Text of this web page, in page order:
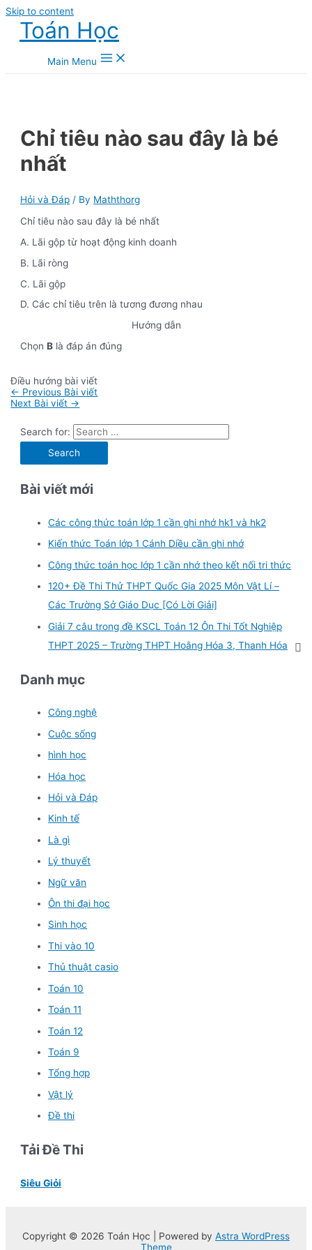
Skip to content
Toán Học
Main Menu
Chỉ tiêu nào sau đây là bé
nhất
Hỏi và Đáp / By Maththorg
Chỉ tiêu nào sau đây là bé nhất
A. Lãi gộp từ hoạt động kinh doanh
B. Lãi ròng
C. Lãi gộp
D. Các chỉ tiêu trên là tương đương nhau
Hướng dẫn
ChọnB là đáp án đúng
Điều hướng bài viết
← Previous Bài viết
Next Bài viết →
Search for:
Bài viết mới
Các công thức toán lớp 1 cần ghi nhớ hk1 và hk2
Kiến thức Toán lớp 1 Cánh Diều cần ghi nhớ
Công thức toán học lớp 1 cần nhớ theo kết nối tri thức
120+ Đề Thi Thử THPT Quốc Gia 2025 Môn Vật Lí –
Các Trường Sở Giáo Dục [Có Lời Giải]
Giải 7 câu trong đề KSCL Toán 12 Ôn Thi Tốt Nghiệp
THPT 2025 – Trường THPT Hoằng Hóa 3, Thanh Hóa
Danh mục
Công nghệ
Cuộc sống
hình học
Hóa học
Hỏi và Đáp
Kinh tế
Là gì
Lý thuyết
Ngữ văn
Ôn thi đại học
Sinh học
Thi vào 10
Thủ thuật casio
Toán 10
Toán 11
Toán 12
Toán 9
Tổng hợp
Vật lý
Đề thi
Tải Đề Thi
Siêu Giỏi
Copyright © 2026 Toán Học | Powered by Astra WordPress
Theme